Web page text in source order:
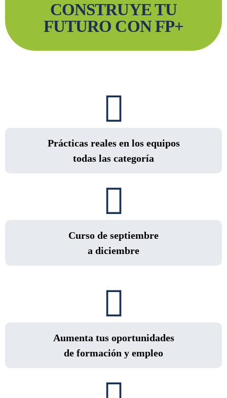
CONSTRUYE TU
FUTURO CON FP+
Prácticas reales en los equipos
todas las categoría
Curso de septiembre
a diciembre
Aumenta tus oportunidades
de formación y empleo